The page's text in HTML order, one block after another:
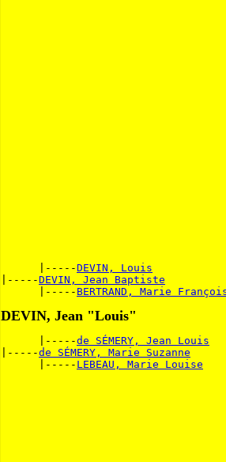
      |-----
DEVIN, Louis
|-----DEVIN, Jean Baptiste
      |-----
BERTRAND, Marie
DEVIN, Jean "Louis"
      |-----
de SÉMERY, Jean Louis
|-----de SÉMERY, Marie Suzanne
      |-----
LEBEAU, Marie Louise